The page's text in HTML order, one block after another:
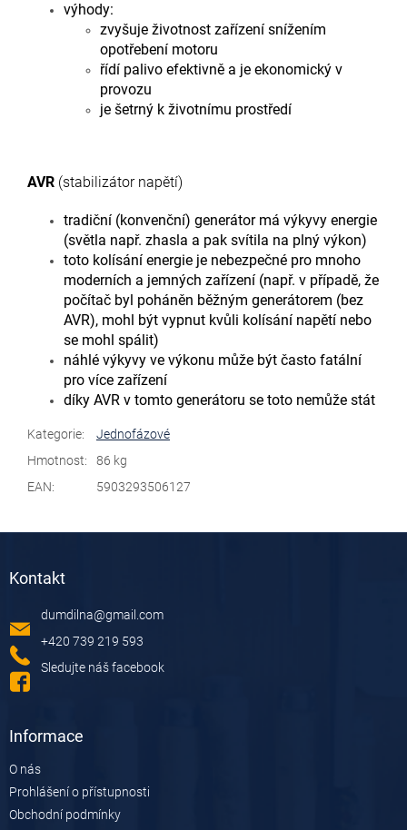
výhody:
zvyšuje životnost zařízení snížením
opotřebení motoru
řídí palivo efektivně a je ekonomický v
provozu
je šetrný k životnímu prostředí
AVR (stabilizátor napětí)
tradiční (konvenční) generátor má výkyvy energie
(světla např. zhasla a pak svítila na plný výkon)
toto kolísání energie je nebezpečné pro mnoho
moderních a jemných zařízení (např. v případě, že
počítač byl poháněn běžným generátorem (bez
AVR), mohl být vypnut kvůli kolísání napětí nebo
se mohl spálit)
náhlé výkyvy ve výkonu může být často fatální
pro více zařízení
díky AVR v tomto generátoru se toto nemůže stát
Kategorie:
Jednofázové
Hmotnost:
86 kg
EAN: 5903293506127
Kontakt
dumdilna@gmail.com
+420 739 219 593
Sledujte náš facebook
Informace
O nás
Prohlášení o přístupnosti
Obchodní podmínky